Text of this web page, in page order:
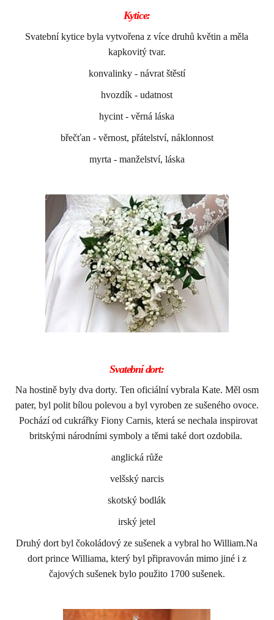
Kytice:
Svatební kytice byla vytvořena z více druhů květin a měla
kapkovitý tvar.
konvalinky - návrat štěstí
hvozdík - udatnost
hycint - věrná láska
břečťan - věrnost, přátelství, náklonnost
myrta - manželství, láska
Svatební dort:
Na hostině byly dva dorty. Ten oficiální vybrala Kate. Měl osm
pater, byl polit bílou polevou a byl vyroben ze sušeného ovoce.
Pochází od cukrářky Fiony Carnis, která se nechala inspirovat
britskými národními symboly a těmi také dort ozdobila.
anglická růže
velšský narcis
skotský bodlák
irský jetel
Druhý dort byl čokoládový ze sušenek a vybral ho William.Na
dort prince Williama, který byl připravován mimo jiné i z
čajových sušenek bylo použito 1700 sušenek.